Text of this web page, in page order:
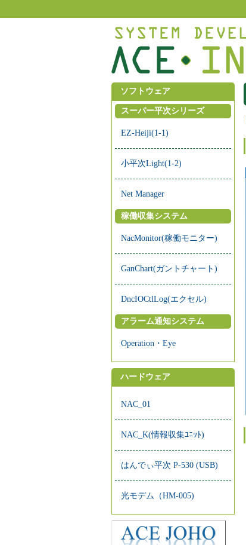
ソフトウェア
スーパー平次シリーズ
EZ-Heiji(1-1)
小平次Light(1-2)
Net Manager
稼働収集システム
NacMonitor(稼働モニター)
GanChart(ガントチャート)
DncIOCtlLog(エクセル)
アラーム通知システム
Operation・Eye
ハードウェア
NAC_01
NAC_K(情報収集ﾕﾆｯﾄ)
はんでぃ平次 P-530 (USB)
光モデム（HM-005)